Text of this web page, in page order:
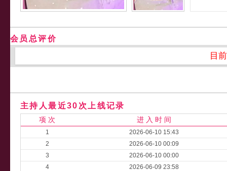
会员总评价
目
主持人最近30次上线记录
项 次 进 入 时 间
1
2026-06-10 15:43
2
2026-06-10 00:09
3
2026-06-10 00:00
4
2026-06-09 23:58